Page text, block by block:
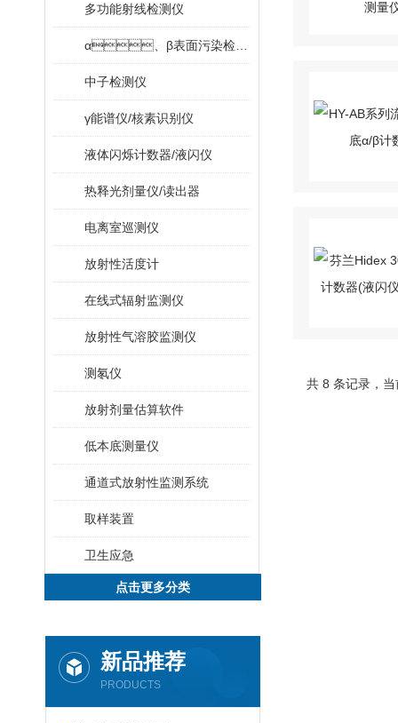
多功能射线检测仪
中子检测仪
γ能谱仪/核素识别仪
液体闪烁计数器/液闪仪
热释光剂量仪/读出器
电离室巡测仪
放射性活度计
在线式辐射监测仪
放射性气溶胶监测仪
测氡仪
放射剂量估算软件
低本底测量仪
通道式放射性监测系统
取样装置
卫生应急
点击更多分类
新品推荐
PRODUCTS
共 8 条记录